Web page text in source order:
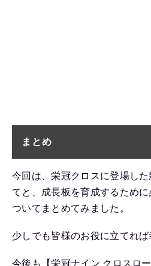
まとめ
今回は、栄冠クロスに登場し
てと、成長板を育成するため
ついてまとめてみました。
少しでも皆様のお役に立てれば
今後も【栄冠ナイン クロスロ